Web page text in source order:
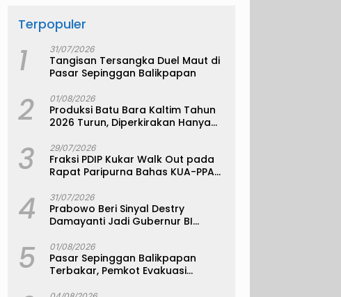
Terpopuler
1 31/07/2026
Tangisan Tersangka Duel Maut di
Pasar Sepinggan Balikpapan
2 01/08/2026
Produksi Batu Bara Kaltim Tahun
2026 Turun, Diperkirakan Hanya
3 29/07/2026
Fraksi PDIP Kukar Walk Out pada
Rapat Paripurna Bahas KUA-PPAS
4 31/07/2026
Prabowo Beri Sinyal Destry
Damayanti Jadi Gubernur BI
5 01/08/2026
Pasar Sepinggan Balikpapan
Terbakar, Pemkot Evakuasi